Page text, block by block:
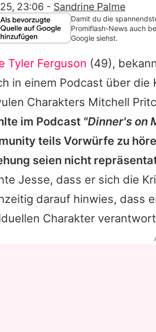
Alle
App
23:06 - Sandrine Palme
Damit du die
Promiflash-News auch
Google siehst.
Tyler Ferguson (49),
in einem Podcast über
Charakters Mitchell
im Podcast "Dinner's on
teils Vorwürfe zu
seien nicht
Jesse, dass er sich die
darauf hinwies, dass
Charakter